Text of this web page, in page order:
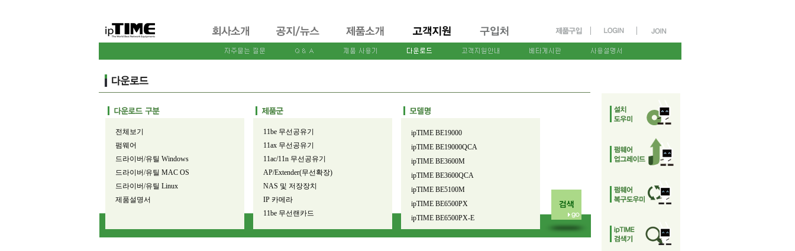
전체보기
펌웨어
드라이버/유틸 Windows
드라이버/유틸 MAC OS
드라이버/유틸 Linux
제품설명서
11be 무선공유기
11ax 무선공유기
11ac/11n 무선공유기
AP/Extender(무선확장)
NAS 및 저장장치
IP 카메라
11be 무선랜카드